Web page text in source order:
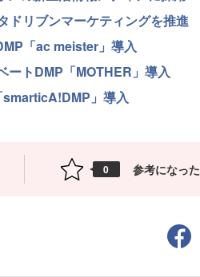
ドリブンマーケティングを推進
「ac meister」導入
ートDMP「MOTHER」導入
」導入
0 参考になった